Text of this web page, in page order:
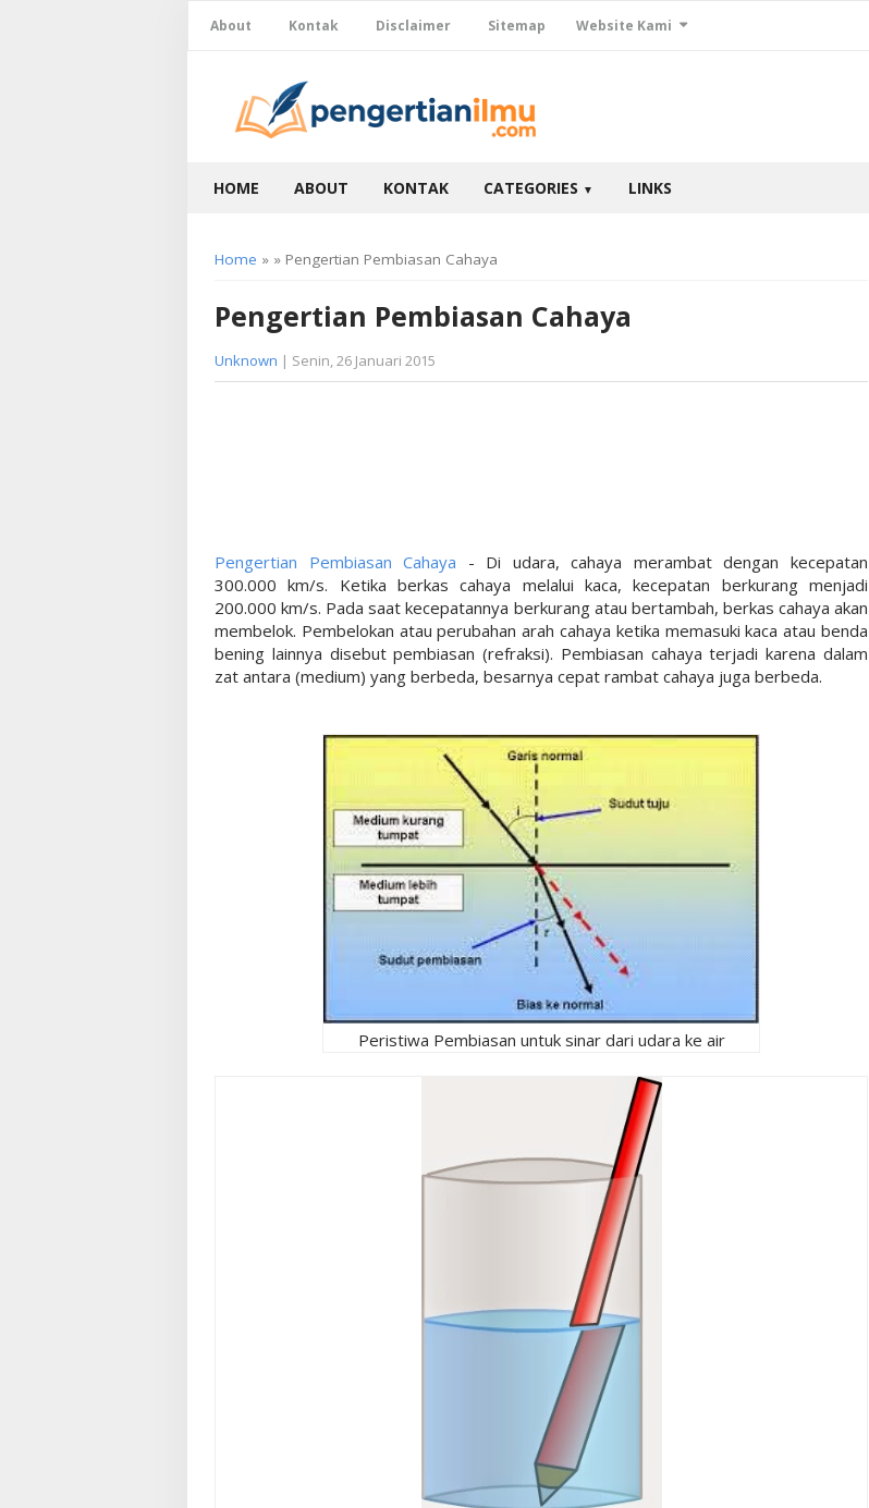
About Kontak Disclaimer Sitemap Website Kami
HOME ABOUT KONTAK CATEGORIES ▼ LINKS
Home » » Pengertian Pembiasan Cahaya
Pengertian Pembiasan Cahaya
Unknown | Senin, 26 Januari 2015
Pengertian Pembiasan Cahaya - Di udara, cahaya merambat dengan kecepatan
300.000 km/s. Ketika berkas cahaya melalui kaca, kecepatan berkurang menjadi
200.000 km/s. Pada saat kecepatannya berkurang atau bertambah, berkas cahaya akan
membelok. Pembelokan atau perubahan arah cahaya ketika memasuki kaca atau benda
bening lainnya disebut pembiasan (refraksi). Pembiasan cahaya terjadi karena dalam
zat antara (medium) yang berbeda, besarnya cepat rambat cahaya juga berbeda.
Peristiwa Pembiasan untuk sinar dari udara ke air